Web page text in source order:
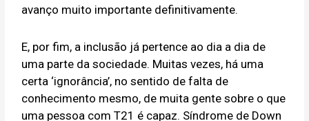
avanço muito importante definitivamente.
E, por fim, a inclusão já pertence ao dia a dia de
uma parte da sociedade. Muitas vezes, há uma
certa ‘ignorância’, no sentido de falta de
conhecimento mesmo, de muita gente sobre o que
uma pessoa com T21 é capaz. Síndrome de Down